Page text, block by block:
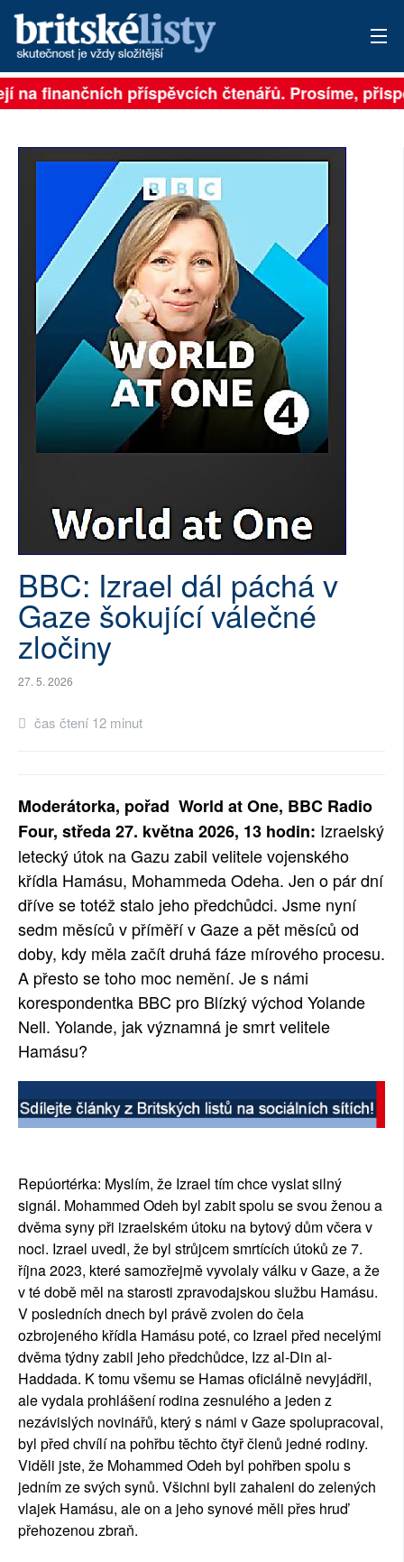
PŘIHLÁSIT
ROZHOVORY
TÉMATA
NEJČTENĚJŠÍ ZA 7 DNÍ
PŘÍSPĚVKY NA PROVOZ
PLNÁ VERZE STRÁNEK
finančních příspěvcích čtenářů. Prosíme,
BBC: Izrael dál páchá v
Gaze šokující válečné
zločiny
27. 5. 2026
čas čtení 12 minut
Moderátorka, pořad World at One, BBC Radio
Four, středa 27. května 2026, 13 hodin: Izraelský
letecký útok na Gazu zabil velitele vojenského
křídla Hamásu, Mohammeda Odeha. Jen o pár dní
dříve se totéž stalo jeho předchůdci. Jsme nyní
sedm měsíců v příměří v Gaze a pět měsíců od
doby, kdy měla začít druhá fáze mírového procesu.
A přesto se toho moc nemění. Je s námi
korespondentka BBC pro Blízký východ Yolande
Nell. Yolande, jak významná je smrt velitele
Hamásu?
Repúortérka: Myslím, že Izrael tím chce vyslat silný
signál. Mohammed Odeh byl zabit spolu se svou ženou a
dvěma syny při izraelském útoku na bytový dům včera v
noci. Izrael uvedl, že byl strůjcem smrtících útoků ze 7.
října 2023, které samozřejmě vyvolaly válku v Gaze, a že
v té době měl na starosti zpravodajskou službu Hamásu.
V posledních dnech byl právě zvolen do čela
ozbrojeného křídla Hamásu poté, co Izrael před necelými
dvěma týdny zabil jeho předchůdce, Izz al-Din al-
Haddada. K tomu všemu se Hamas oficiálně nevyjádřil,
ale vydala prohlášení rodina zesnulého a jeden z
nezávislých novinářů, který s námi v Gaze spolupracoval,
byl před chvílí na pohřbu těchto čtyř členů jedné rodiny.
Viděli jste, že Mohammed Odeh byl pohřben spolu s
jedním ze svých synů. Všichni byli zahaleni do zelených
vlajek Hamásu, ale on a jeho synové měli přes hruď
přehozenou zbraň.